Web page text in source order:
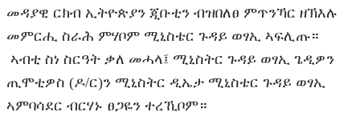
መዳያዊ ርክብ ኢትዮጵያን ጂቡቲን ብዝበለፀ ምጥንኻር ዘኽእሉ
መምርሒ ስራሕ ምሃቦም ሚኒስቴር ጉዳይ ወፃኢ ኣፍሊጡ።
ጢሞቲዎስ (ዶ/ር)ን ሚኒስትር ዲኤታ ሚኒስቴር ጉዳይ ወፃኢ
ኣምባሳደር ብርሃኑ ፀጋዬን ተረኺቦም።